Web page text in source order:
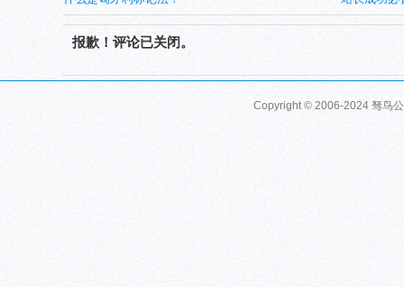
报歉！评论已关闭。
Copyright © 2006-2024 驽鸟